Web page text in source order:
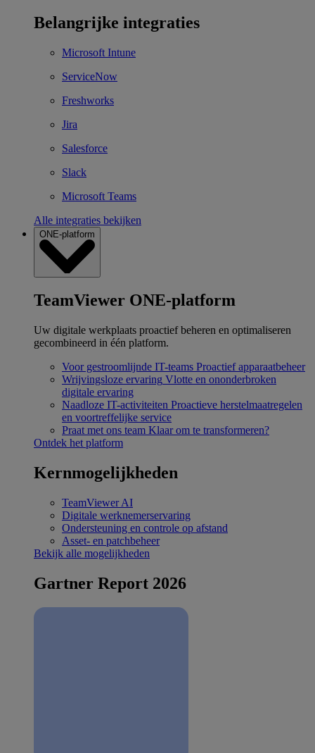
Belangrijke integraties
Microsoft Intune
ServiceNow
Freshworks
Jira
Salesforce
Slack
Microsoft Teams
Alle integraties bekijken
ONE-platform
TeamViewer ONE-platform
Uw digitale werkplaats proactief beheren en optimaliseren
gecombineerd in één platform.
Voor gestroomlijnde IT-teams Proactief apparaatbeheer
Wrijvingsloze ervaring Vlotte en ononderbroken
digitale ervaring
Naadloze IT-activiteiten Proactieve herstelmaatregelen
en voortreffelijke service
Praat met ons team Klaar om te transformeren?
Ontdek het platform
Kernmogelijkheden
TeamViewer AI
Digitale werknemerservaring
Ondersteuning en controle op afstand
Asset- en patchbeheer
Bekijk alle mogelijkheden
Gartner Report 2026